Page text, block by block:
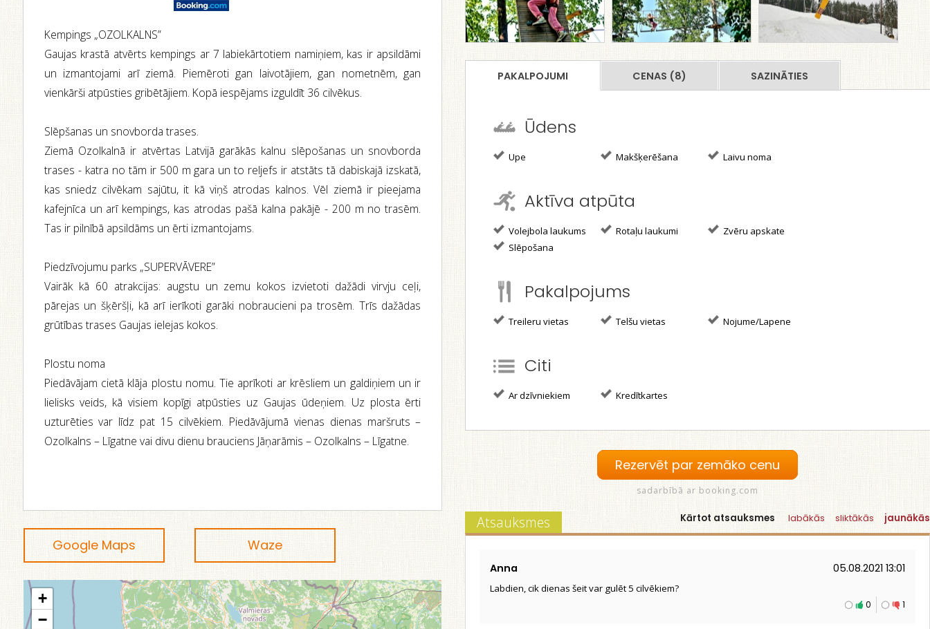
Kempings „OZOLKALNS”
Gaujas krastā atvērts kempings ar 7 labiekārtotiem namiņiem, kas ir apsildāmi
un izmantojami arī ziemā. Piemēroti gan laivotājiem, gan nometnēm, gan
vienkārši atpūsties gribētājiem. Kopā iespējams izguldīt 36 cilvēkus.
Slēpšanas un snovborda trases.
Ziemā Ozolkalnā ir atvērtas Latvijā garākās kalnu slēpošanas un snovborda
trases - katra no tām ir 500 m gara un to reljefs ir atstāts tā dabiskajā izskatā,
kas sniedz cilvēkam sajūtu, it kā viņš atrodas kalnos. Vēl ziemā ir pieejama
kafejnīca un arī kempings, kas atrodas pašā kalna pakājē - 200 m no trasēm.
Tas ir pilnībā apsildāms un ērti izmantojams.
Piedzīvojumu parks „SUPERVĀVERE”
Vairāk kā 60 atrakcijas: augstu un zemu kokos izvietoti dažādi virvju ceļi,
pārejas un šķēršļi, kā arī ierīkoti garāki nobraucieni pa trosēm. Trīs dažādas
grūtības trases Gaujas ielejas kokos.
Plostu noma
Piedāvājam cietā klāja plostu nomu. Tie aprīkoti ar krēsliem un galdiņiem un ir
lielisks veids, kā visiem kopīgi atpūsties uz Gaujas ūdeņiem. Uz plosta ērti
uzturēties var līdz pat 15 cilvēkiem. Piedāvājumā vienas dienas maršruts –
Ozolkalns – Līgatne vai divu dienu brauciens Jāņarāmis – Ozolkalns – Līgatne.
Google Maps Waze
+
−
PAKALPOJUMI CENAS (8) SAZINĀTIES
Ūdens
Upe Makšķerēšana Laivu noma
Aktīva atpūta
Volejbola laukums Rotaļu laukumi
Zvēru apskate
Slēpošana
Pakalpojums
Treileru vietas Telšu vietas Nojume/Lapene
Citi
Ar dzīvniekiem Kredītkartes
Rezervēt par zemāko cenu
sadarbībā ar booking.com
Kārtot atsauksmes labākās sliktākās jaunākās
Atsauksmes
Anna 05.08.2021 13:01
Labdien, cik dienas šeit var gulēt 5 cilvēkiem?
1
0